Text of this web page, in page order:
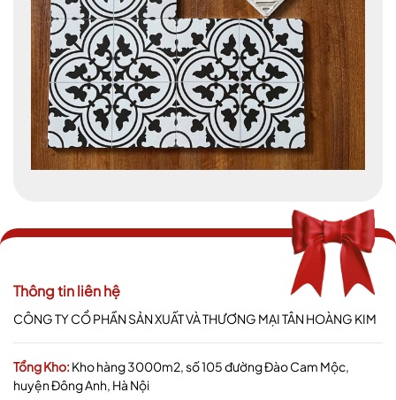
Thông tin liên hệ
CÔNG TY CỔ PHẦN SẢN XUẤT VÀ THƯƠNG MẠI TÂN HOÀNG KIM
Tổng Kho:Kho hàng 3000m2, số 105 đường Đào Cam Mộc,
huyện Đông Anh, Hà Nội